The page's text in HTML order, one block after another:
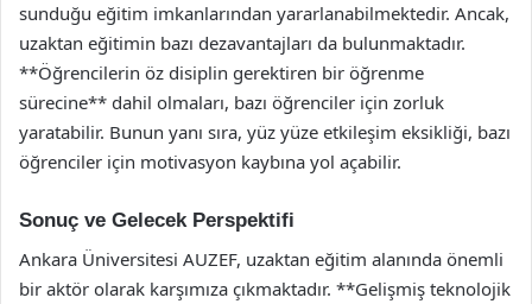
sunduğu eğitim imkanlarından yararlanabilmektedir. Ancak,
uzaktan eğitimin bazı dezavantajları da bulunmaktadır.
**Öğrencilerin öz disiplin gerektiren bir öğrenme
sürecine** dahil olmaları, bazı öğrenciler için zorluk
yaratabilir. Bunun yanı sıra, yüz yüze etkileşim eksikliği, bazı
öğrenciler için motivasyon kaybına yol açabilir.
Sonuç ve Gelecek Perspektifi
Ankara Üniversitesi AUZEF, uzaktan eğitim alanında önemli
bir aktör olarak karşımıza çıkmaktadır. **Gelişmiş teknolojik